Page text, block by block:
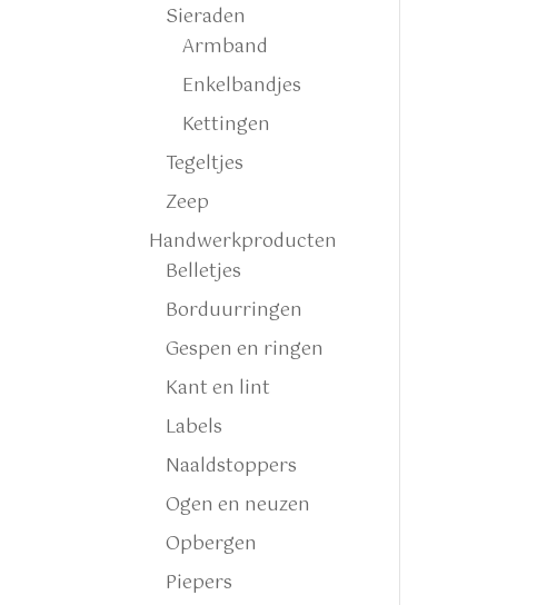
Sieraden
Armband
Enkelbandjes
Kettingen
Tegeltjes
Zeep
Handwerkproducten
Belletjes
Borduurringen
Gespen en ringen
Kant en lint
Labels
Naaldstoppers
Ogen en neuzen
Opbergen
Piepers